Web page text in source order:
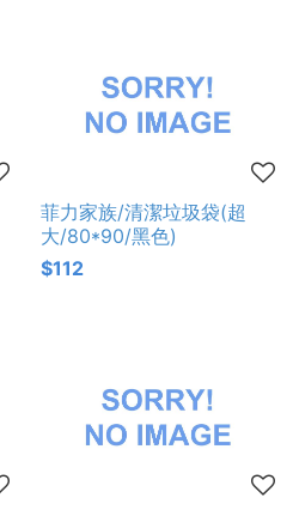
菲力家族/清潔垃圾袋(超
大/80*90/黑色)
$112